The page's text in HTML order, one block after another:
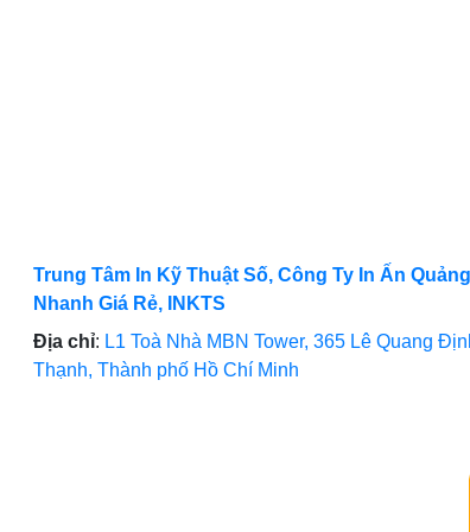
Trung Tâm In Kỹ Thuật Số, Công Ty In Ấn
Nhanh Giá Rẻ, INKTS
Địa chỉ: L1 Toà Nhà MBN Tower, 365 Lê Quang
Thạnh, Thành phố Hồ Chí Minh